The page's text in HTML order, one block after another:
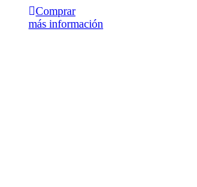
Comprar
más información